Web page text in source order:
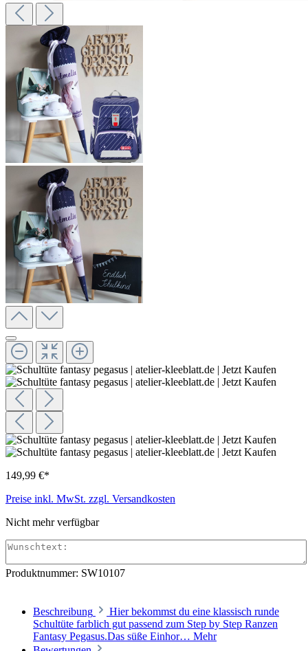
149,99 €*
Preise inkl. MwSt. zzgl. Versandkosten
Nicht mehr verfügbar
Produktnummer: SW10107
Beschreibung
Hier bekommst du eine klassisch runde
Schultüte farblich gut passend zum Step by Step Ranzen
Fantasy Pegasus.Das süße Einhor… Mehr